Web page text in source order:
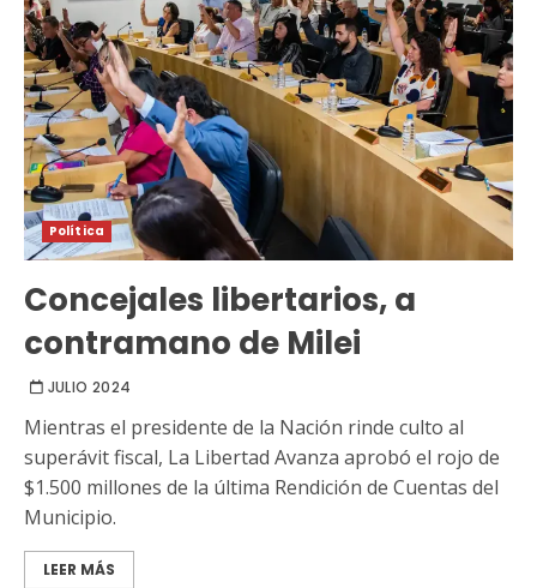
Política
Concejales libertarios, a
contramano de Milei
JULIO 2024
Mientras el presidente de la Nación rinde culto al
superávit fiscal, La Libertad Avanza aprobó el rojo de
$1.500 millones de la última Rendición de Cuentas del
Municipio.
LEER MÁS